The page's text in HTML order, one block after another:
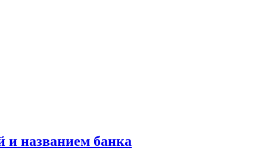
и названием банка